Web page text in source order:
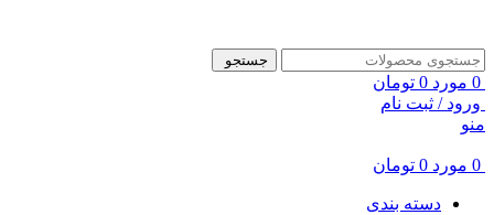
جستجو
0 مورد 0 تومان
ورود / ثبت نام
منو
0 مورد 0 تومان
دسته بندی